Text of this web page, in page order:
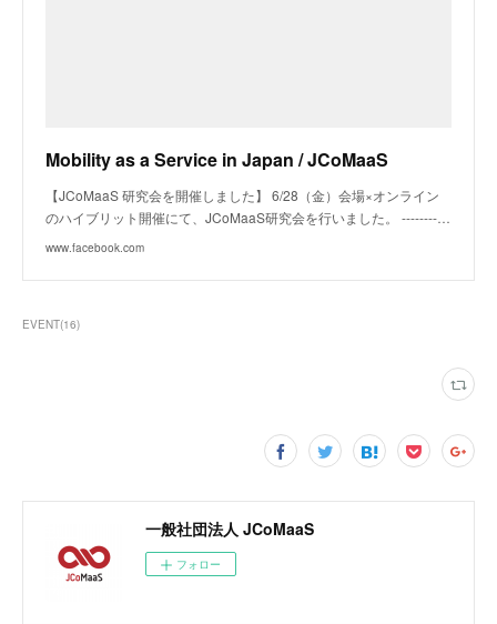
Mobility as a Service in Japan / JCoMaaS
【JCoMaaS 研究会を開催しました】 6/28（金）会場×オンライン
のハイブリット開催にて、JCoMaaS研究会を行いました。 --------…
www.facebook.com
EVENT(16)
一般社団法人 JCoMaaS
フォロー